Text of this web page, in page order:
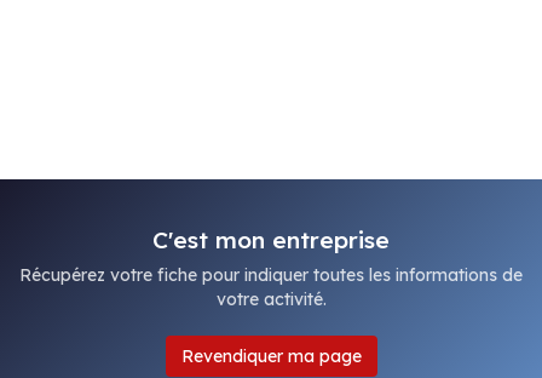
C'est mon entreprise
Récupérez votre fiche pour indiquer toutes les informations de
votre activité.
Revendiquer ma page